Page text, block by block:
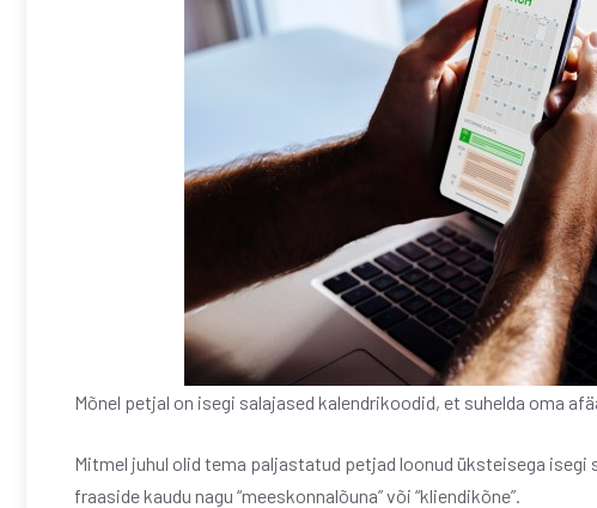
Mõnel petjal on isegi salajased kalendrikoodid, et suhelda oma
Mitmel juhul olid tema paljastatud petjad loonud üksteisega
fraaside kaudu nagu “meeskonnalõuna” või “kliendikõne”.